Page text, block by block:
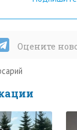
Оцените